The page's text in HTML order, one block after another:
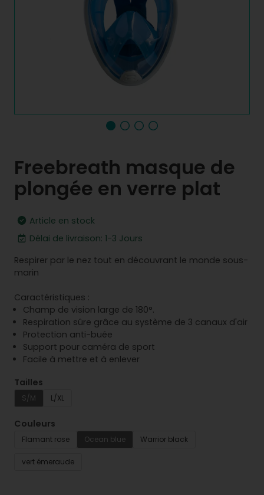
Freebreath masque de
plongée en verre plat
Article en stock
Délai de livraison: 1-3 Jours
Respirer par le nez tout en découvrant le monde sous-
marin
Caractéristiques :
Champ de vision large de 180°.
Respiration sûre grâce au système de 3 canaux d'air
Protection anti-buée
Support pour caméra de sport
Facile à mettre et à enlever
Tailles
S/M L/XL
Couleurs
Flamant rose Ocean blue Warrior black
vert émeraude